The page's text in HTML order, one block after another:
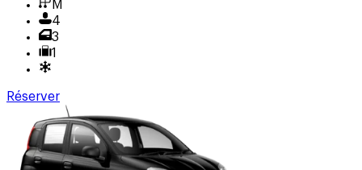
M
4
3
1
Réserver